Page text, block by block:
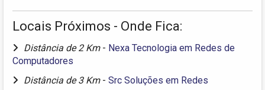
Locais Próximos - Onde Fica:
Distância de 2 Km - Nexa Tecnologia em Redes de
Computadores
Distância de 3 Km - Src Soluções em Redes